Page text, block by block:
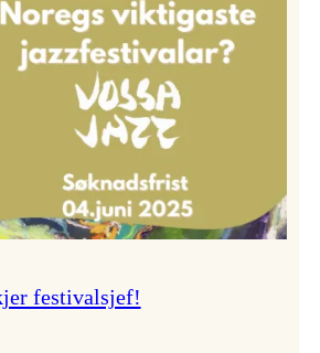
festivalsjef!